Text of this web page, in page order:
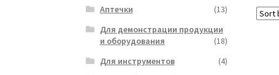
Аптечки
(13)
Для демонстрации продукции
и оборудования
(18)
Для инструментов
(4)